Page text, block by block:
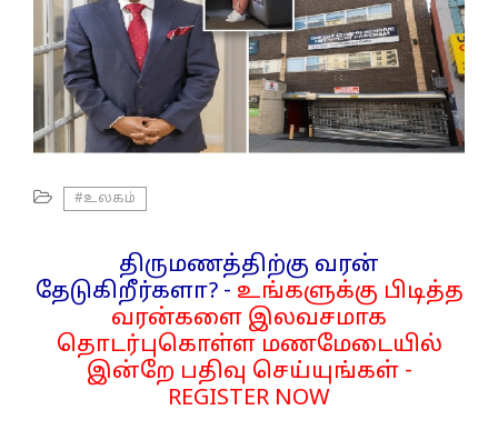
#உலகம்
திருமணத்திற்கு வரன்
தேடுகிறீர்களா? - உங்களுக்கு பிடித்த
வரன்களை இலவசமாக
தொடர்புகொள்ள மணமேடையில்
இன்றே பதிவு செய்யுங்கள் -
REGISTER NOW